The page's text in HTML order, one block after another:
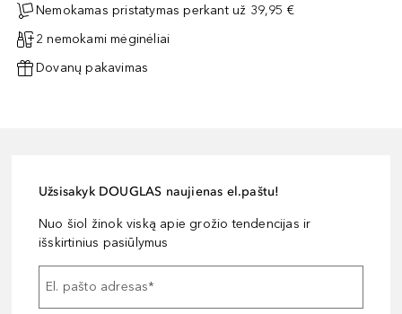
Nemokamas pristatymas perkant už 39,95 €
2 nemokami mėginėliai
Dovanų pakavimas
Užsisakyk DOUGLAS naujienas el.paštu!
Nuo šiol žinok viską apie grožio tendencijas ir
išskirtinius pasiūlymus
El. pašto adresas*